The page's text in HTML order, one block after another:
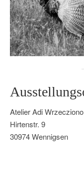
Atelier Adi Wrzecziono
Hirtenstr. 9
30974 Wennigsen